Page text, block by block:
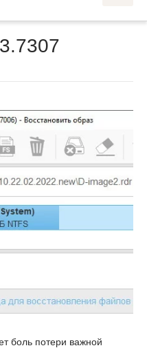
боль потери важной